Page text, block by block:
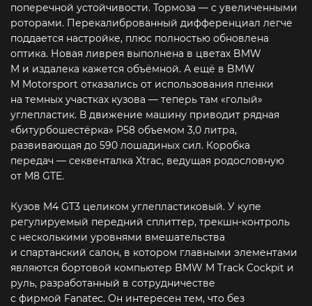
поперечной устойчивости. Тормоза — с увеличенными
роторами. Перекалиброванный дифференциал легче
поддается настройке, плюс полностью обновлена
оптика. Новая ливрея выполнена в цветах BMW
M и издалека кажется объёмной. А ещё в BMW
M Motorsport отказались от использования пленки
на темных участках кузова — теперь там «голый»
углепластик. В движение машину приводит рядная
«битурбошестёрка» P58 объемом 3,0 литра,
развивающая до 590 лошадиных сил. Коробка
передач — секвенталка Xtrac, ведущая родословную
от M8 GTE.
Кузов M4 GT3 целиком углепластиковый. У купе
регулируемый передний сплиттер, трекшн-контроль
с несколькими уровнями вмешательства
и спартанский салон, в котором главными элементами
являются бортовой компьютер BMW M Track Cockpit и
руль, разработанный в сотрудничестве
с фирмой Fanatec. Он интересен тем, что без